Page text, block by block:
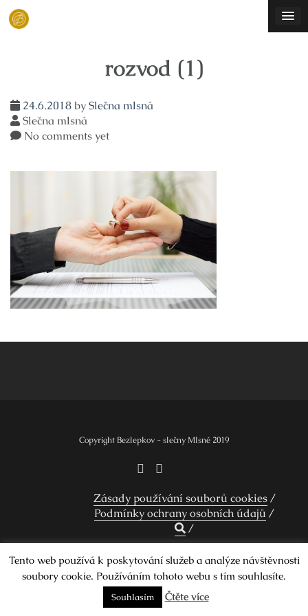
Skip
rozvod (1)
24.6.2018bySlečna mlsná
Slečna mlsná
No comments yet
Navigace
Copyright Bezlepkov - slečny Mlsné 2019
Zásady používání souborů cookies
Podmínky ochrany osobních údajů
Design by Smartcat
Tento web používá k poskytování služeb a analýze návštěvnosti
soubory cookie. Používáním tohoto webu s tím souhlasíte.
Souhlasím Čtěte více